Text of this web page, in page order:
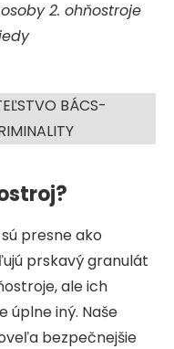
2. ohňostroje
BÁCS-
presne ako
prskavý granulát
ale ich
iný. Naše
bezpečnejšie